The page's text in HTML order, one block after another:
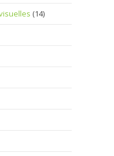
(14)